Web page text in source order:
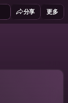
分享 更多